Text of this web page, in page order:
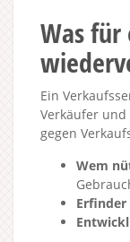
Was
Ein
Verkäufer
gegen
Wem
Erfinder